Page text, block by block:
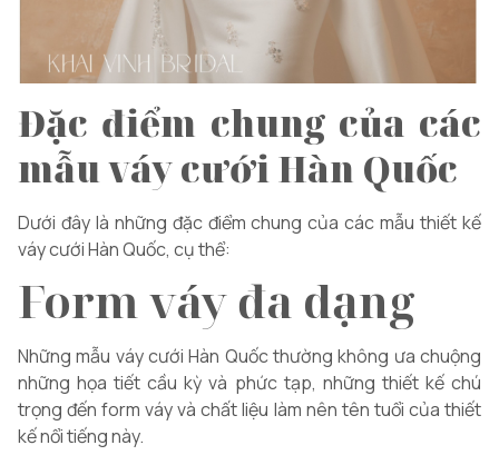
Đặc điểm chung của các
mẫu váy cưới Hàn Quốc
Dưới đây là những đặc điểm chung của các mẫu thiết kế
váy cưới Hàn Quốc, cụ thể:
Form váy đa dạng
Những mẫu váy cưới Hàn Quốc thường không ưa chuộng
những họa tiết cầu kỳ và phức tạp, những thiết kế chú
trọng đến form váy và chất liệu làm nên tên tuổi của thiết
kế nổi tiếng này.